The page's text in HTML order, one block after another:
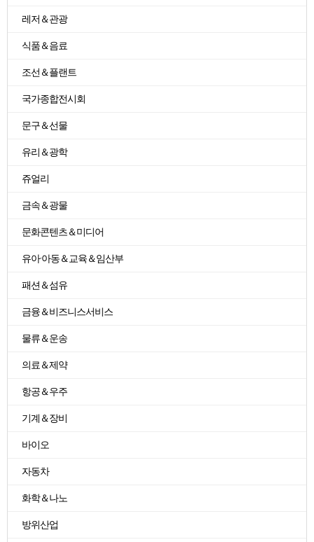
레저＆관광
식품＆음료
조선＆플랜트
국가종합전시회
문구＆선물
유리＆광학
쥬얼리
금속＆광물
문화콘텐츠＆미디어
유아·아동＆교육＆임산부
패션＆섬유
금융＆비즈니스서비스
물류＆운송
의료＆제약
항공＆우주
기계＆장비
바이오
자동차
화학＆나노
방위산업